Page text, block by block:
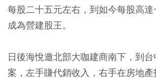
每股二十五元左右，到如今每股高
成為營建股王。
日後海悅邀北部大咖建商南下，到
案，左手賺代銷收入，右手在房地